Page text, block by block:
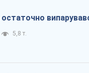
5,8 т.